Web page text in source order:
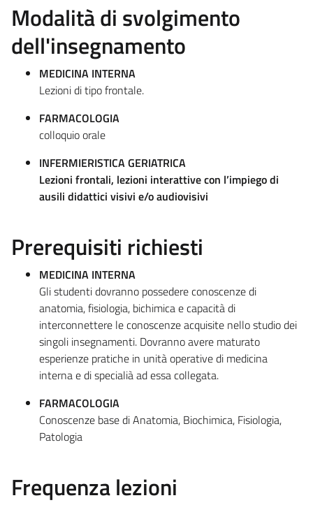
Modalità di svolgimento
dell'insegnamento
MEDICINA INTERNA
Lezioni di tipo frontale.
FARMACOLOGIA
colloquio orale
INFERMIERISTICA GERIATRICA
Lezioni frontali, lezioni interattive con l’impiego di
ausili didattici visivi e/o audiovisivi
Prerequisiti richiesti
MEDICINA INTERNA
Gli studenti dovranno possedere conoscenze di
anatomia, fisiologia, bichimica e capacità di
interconnettere le conoscenze acquisite nello studio dei
singoli insegnamenti. Dovranno avere maturato
esperienze pratiche in unità operative di medicina
interna e di specialià ad essa collegata.
FARMACOLOGIA
Conoscenze base di Anatomia, Biochimica, Fisiologia,
Patologia
Frequenza lezioni